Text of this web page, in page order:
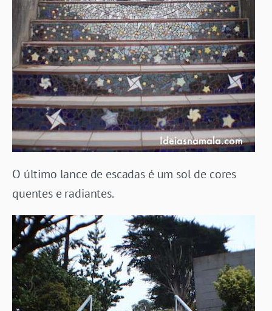
O último lance de escadas é um sol de cores
quentes e radiantes.